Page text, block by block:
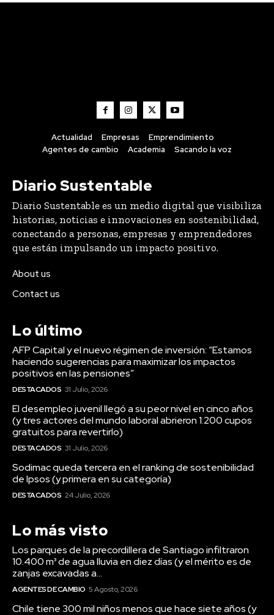
Actualidad Empresas
Emprendimiento
Agentes de cambio
Academia Sacando la voz
Diario Sustentable
Diario Sustentable es un medio digital que visibiliza
historias, noticias e innovaciones en sostenibilidad,
conectando a personas, empresas y emprendedores
que están impulsando un impacto positivo.
About us
Contact us
Lo último
AFP Capital y el nuevo régimen de inversión: “Estamos
haciendo sugerencias para maximizar los impactos
positivos en las pensiones”
DESTACADOS 31 Julio, 2026
El desempleo juvenil llegó a su peor nivel en cinco años
(y tres actores del mundo laboral abrieron 1.200 cupos
gratuitos para revertirlo)
DESTACADOS 31 Julio, 2026
Sodimac queda tercera en el ranking de sostenibilidad
de Ipsos (y primera en su categoría)
DESTACADOS 24 Julio, 2026
Lo más visto
Los parques de la precordillera de Santiago infiltraron
10.400 m³ de agua lluvia en diez días (y el mérito es de
zanjas excavadas a...
AGENTES DE CAMBIO 5 Agosto, 2026
Chile tiene 300 mil niños menos que hace siete años (y